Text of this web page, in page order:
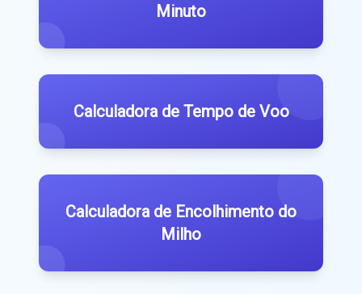
Minuto
Calculadora de Tempo de Voo
Calculadora de Encolhimento do
Milho